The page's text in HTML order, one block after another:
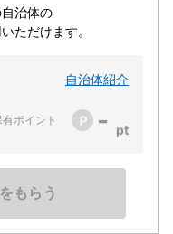
治体の
ただけます。
自治体紹介
有ポイント -
もらう